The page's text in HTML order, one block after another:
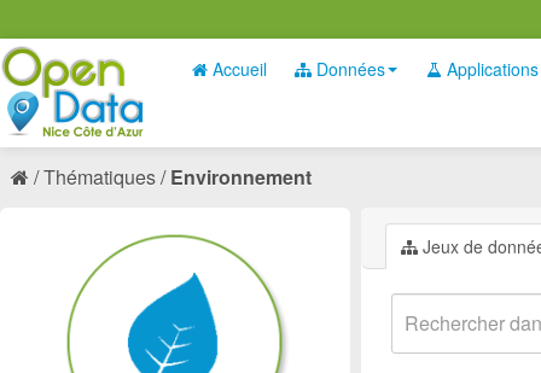
Accueil Données Applications
Thématiques Environnement
Jeux de